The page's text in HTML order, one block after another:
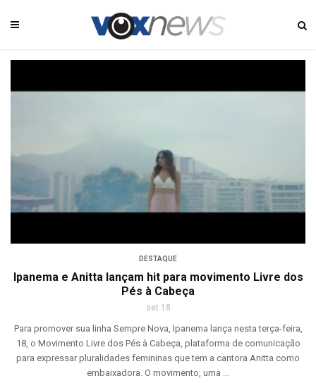
DESTAQUE
Ipanema e Anitta lançam hit para movimento Livre dos
Pés à Cabeça
set 18
Para promover sua linha Sempre Nova, Ipanema lança nesta terça-feira,
18, o Movimento Livre dos Pés à Cabeça, plataforma de comunicação
para expressar pluralidades femininas que tem a cantora Anitta como
embaixadora. O movimento, uma ...